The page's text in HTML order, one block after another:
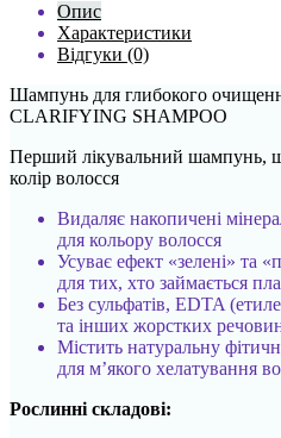
Опис
Характеристики
Відгуки (0)
Шампунь для глибокого
CLARIFYING SHAMPOO
Перший лікувальний шампунь,
колір волосся
Видаляє накопичені
для кольору волосся
Усуває ефект «зелені» та
для тих, хто займається
Без сульфатів, EDTA
та інших жорстких
Містить натуральну
для м’якого хелатування
Рослинні складові: